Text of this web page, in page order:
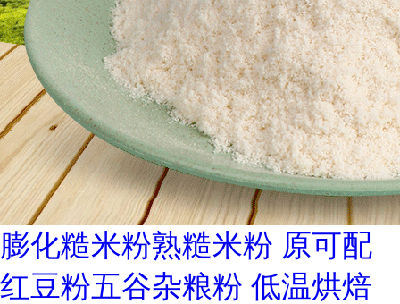
膨化糙米粉熟糙米粉 原可配
红豆粉五谷杂粮粉 低温烘焙